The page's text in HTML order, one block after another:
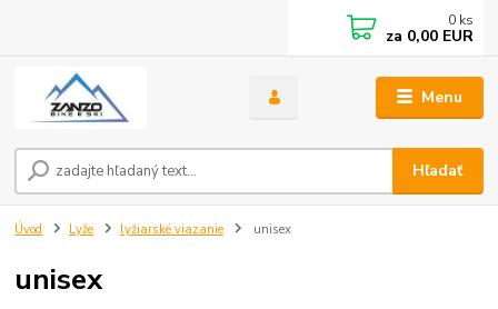
Menu
Hľadať
0 ks
za 0,00 EUR
Úvod Lyže lyžiarské viazanie unisex
unisex